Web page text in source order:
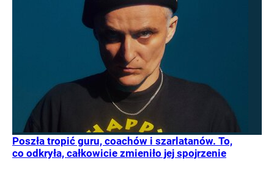
Poszła tropić guru, coachów i szarlatanów. To,
co odkryła, całkowicie zmieniło jej spojrzenie